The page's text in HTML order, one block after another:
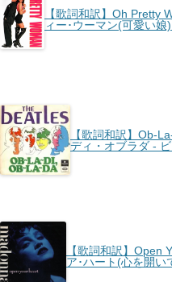
【歌詞和訳】Oh Pretty
ィー･ウーマン(可愛い
【歌詞和訳】Ob-
ディ・オブラダ -
【歌詞和訳】Open
ア･ハート(心を開い